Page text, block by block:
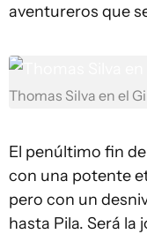
aventureros que
Thomas Silva en el
El penúltimo fin
con una potente
pero con un
hasta Pila. Será la